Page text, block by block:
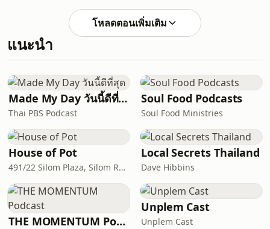
อีก!.เล่าเ
ไทยกับสามีฝรั่งเศส 25 ปีในกรุงปารีส .คำนี้
ดี Featuring เอพิโสดนี้พูดคุยภาษาอังกฤษ
ไปลงหลักปักฐาน ทำงานและสร้าง
ครอบครัวในกรุงปารีสมานานกว่า 25
ปี.ภาษาศาสตร์และ
โหลดตอนเพิ่มเติม
แนะนำ
Made My Day วันนี้ดีที่สุด
Thai PBS Podcast
Soul Food Podcasts
Soul Food Ministries
House of Pot
491/22 Silom Plaza, Silom Rd, Silom, Bang Rak, Bangkok, Thailand, 10500
Local Secrets Thailand
Dave Hibbins
THE MOMENTUM Podcast
Unplem Cast
Unplem Cast